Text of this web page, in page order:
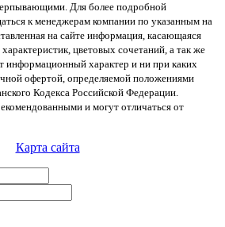
Для более подробной
к менеджерам компании по указанным на
на сайте информация, касающаяся
цветовых сочетаний, а так же
информационный характер и ни при каких
офертой, определяемой положениями
Кодекса Российской Федерации.
и могут отличаться от
Карта сайта